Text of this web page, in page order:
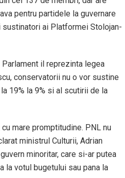
pentru partidele la guvernare
ai Platformei Stolojan-
il reprezinta legea
conservatorii nu o vor sustine
19% la 9% si al scutirii de la
mare promptitudine. PNL nu
ministrul Culturii, Adrian
minoritar, care si-ar putea
la votul bugetului sau pana la